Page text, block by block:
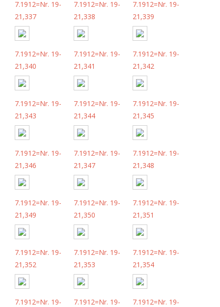
7.1912=Nr. 19-
21,337
7.1912=Nr. 19-
21,338
7.1912=Nr. 19-
21,339
7.1912=Nr. 19-
21,340
7.1912=Nr. 19-
21,341
7.1912=Nr. 19-
21,342
7.1912=Nr. 19-
21,343
7.1912=Nr. 19-
21,344
7.1912=Nr. 19-
21,345
7.1912=Nr. 19-
21,346
7.1912=Nr. 19-
21,347
7.1912=Nr. 19-
21,348
7.1912=Nr. 19-
21,349
7.1912=Nr. 19-
21,350
7.1912=Nr. 19-
21,351
7.1912=Nr. 19-
21,352
7.1912=Nr. 19-
21,353
7.1912=Nr. 19-
21,354
7.1912=Nr. 19-
7.1912=Nr. 19-
7.1912=Nr. 19-